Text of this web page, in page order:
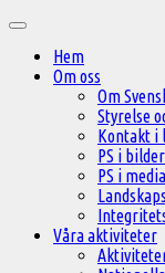
innehåll
Huvudmeny
Hem
Om oss
Om
Styrelse
Kontakt i
PS i bilder
PS i media
Våra aktiviteter